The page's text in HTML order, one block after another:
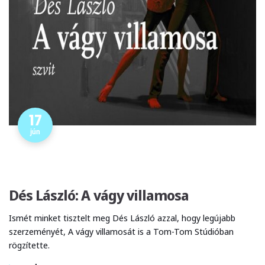
17
jún
Dés László: A vágy villamosa
Ismét minket tisztelt meg Dés László azzal, hogy legújabb
szerzeményét, A vágy villamosát is a Tom-Tom Stúdióban
rögzítette.